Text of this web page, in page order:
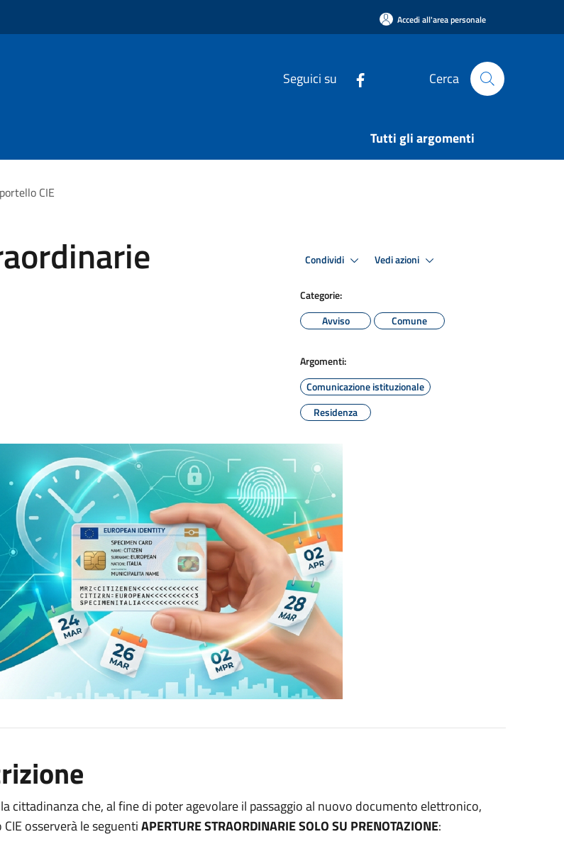
Accedi all'area personale
Seguici su Cerca
Tutti gli argomenti
CIE
Condividi Vedi azioni
Categorie:
Avviso
Comune
Argomenti:
Comunicazione istituzionale
Residenza
cittadinanza che, al fine di poteragevolare il passaggio al nuovo documento elettronico,
osserverà le seguentiAPERTURE STRAORDINARIE SOLO SU PRENOTAZIONE: